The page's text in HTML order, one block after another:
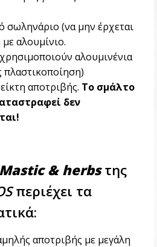
σωληνάριο (να μην έρχεται
αλουμίνιο.
αλουμινένια
αποτριβής. Το σμάλτο
δεν
Mastic & herbsτης
περιέχει τα
αποτριβής με μεγάλη